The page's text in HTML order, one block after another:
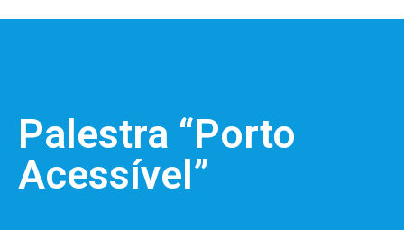
Palestra “Porto
Acessível”